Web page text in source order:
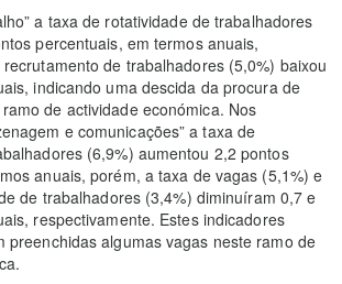
a taxa de rotatividade de trabalhadores
percentuais, em termos anuais,
de trabalhadores (5,0%) baixou
indicando uma descida da procura de
de actividade económica. Nos
e comunicações” a taxa de
(6,9%) aumentou 2,2 pontos
anuais, porém, a taxa de vagas (5,1%) e
de trabalhadores (3,4%) diminuíram 0,7 e
respectivamente. Estes indicadores
preenchidas algumas vagas neste ramo de